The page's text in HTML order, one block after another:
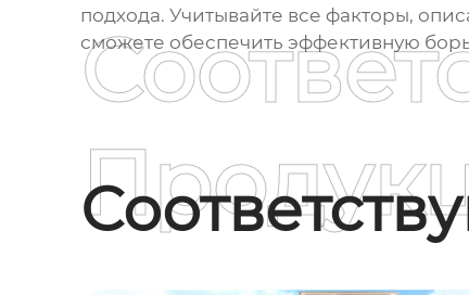
подхода. Учитывайте все факторы,
сможете обеспечить эффективную